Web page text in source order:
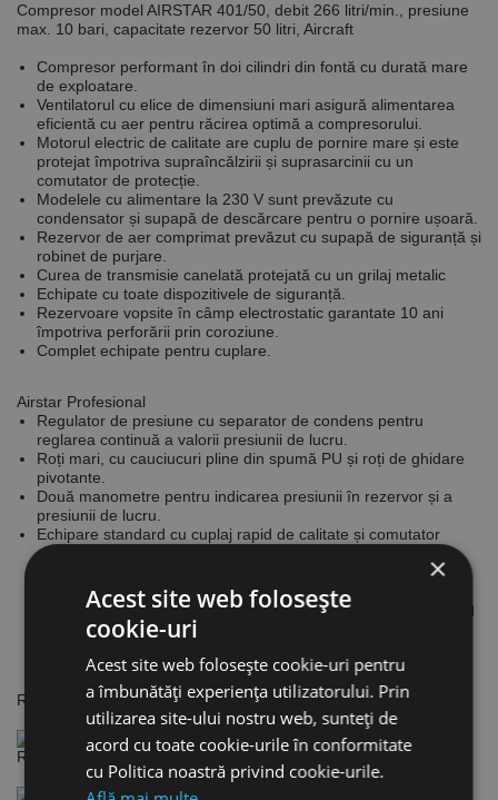
Compresor model AIRSTAR 401/50, debit 266 litri/min., presiune
max. 10 bari, capacitate rezervor 50 litri, Aircraft
Compresor performant în doi cilindri din fontă cu durată mare
de exploatare.
Ventilatorul cu elice de dimensiuni mari asigură alimentarea
eficientă cu aer pentru răcirea optimă a compresorului.
Motorul electric de calitate are cuplu de pornire mare și este
protejat împotriva supraîncălzirii și suprasarcinii cu un
comutator de protecție.
Modelele cu alimentare la 230 V sunt prevăzute cu
condensator și supapă de descărcare pentru o pornire ușoară.
Rezervor de aer comprimat prevăzut cu supapă de siguranță și
robinet de purjare.
Curea de transmisie canelată protejată cu un grilaj metalic
Echipate cu toate dispozitivele de siguranță.
Rezervoare vopsite în câmp electrostatic garantate 10 ani
împotriva perforării prin coroziune.
Complet echipate pentru cuplare.
Airstar Profesional
Regulator de presiune cu separator de condens pentru
reglarea continuă a valorii presiunii de lucru.
Roți mari, cu cauciucuri pline din spumă PU și roți de ghidare
pivotante.
Două manometre pentru indicarea presiunii în rezervor și a
presiunii de lucru.
Echipare standard cu cuplaj rapid de calitate și comutator
pneumatic CONDOR.
Regulator de presiune cu separator de condens și cuplaj rapid
de calitate.
Roți mari, cu cauciucuri pline din spumă PU.
Roți de ghidare pivotante.
×
Acest site web folosește
cookie-uri
Acest site web folosește cookie-uri pentru
a îmbunătăți experiența utilizatorului. Prin
utilizarea site-ului nostru web, sunteți de
acord cu toate cookie-urile în conformitate
cu Politica noastră privind cookie-urile.